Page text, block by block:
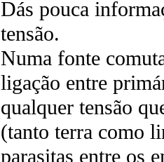
Dás pouca
tensão.
Numa fonte
ligação entre
qualquer tensão
(tanto terra como
parasitas entre os